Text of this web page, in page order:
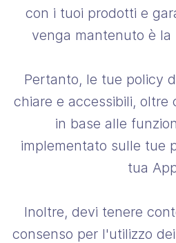
con i tuoi prodotti e
venga mantenuto è la
Pertanto, le tue policy
chiare e accessibili, oltre
in base alle
implementato sulle tue
tua
Inoltre, devi tenere
consenso per l'utilizzo